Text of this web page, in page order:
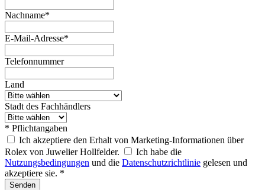
Nachname*
E-Mail-Adresse*
Telefonnummer
Land
Stadt des Fachhändlers
* Pflichtangaben
Ich akzeptiere den Erhalt von Marketing-Informationen über
Rolex von Juwelier Hollfelder.
Ich habe die
Nutzungsbedingungen und die Datenschutzrichtlinie gelesen und
akzeptiere sie. *
Senden